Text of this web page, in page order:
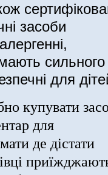
засоби
сильного
для
купувати
для
де дістати